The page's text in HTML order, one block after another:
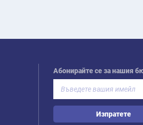
Абонирайте се за нашия
Изпратете